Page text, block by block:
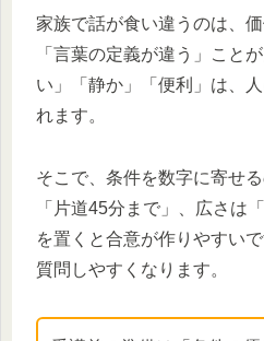
家族で話が食い違うのは、
「言葉の定義が違う」こと
い」「静か」「便利」は、
れます。
そこで、条件を数字に寄せ
「片道45分まで」、広さは
を置くと合意が作りやすい
質問しやすくなります。